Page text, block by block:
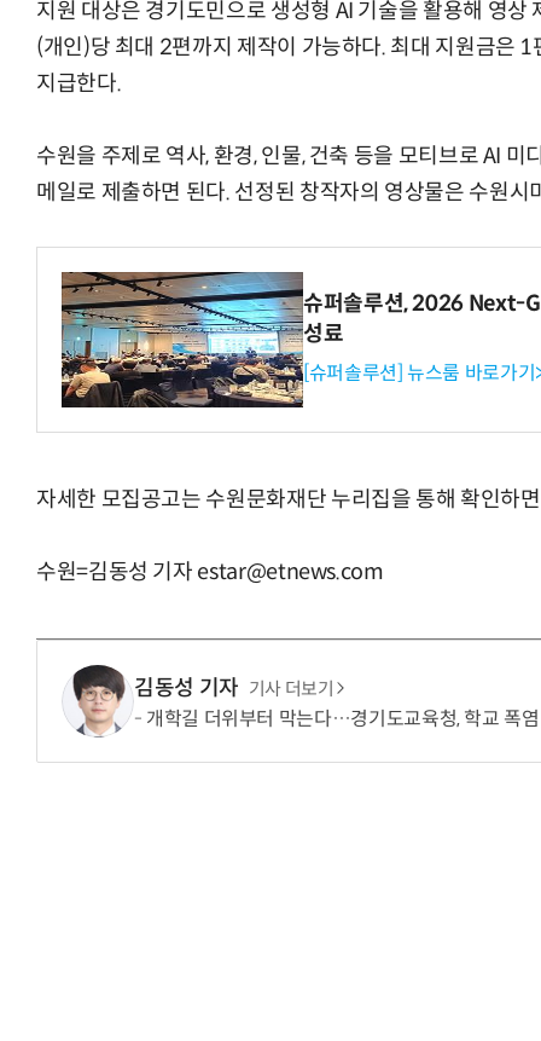
지원 대상은 경기도민으로 생성형 AI 기술을 활용해 영상
(개인)당 최대 2편까지 제작이 가능하다. 최대 지원금은
지급한다.
수원을 주제로 역사, 환경, 인물, 건축 등을 모티브로 AI
메일로 제출하면 된다. 선정된 창작자의 영상물은 수원
슈퍼솔루션, 2026 Next-
성료
[슈퍼솔루션] 뉴스룸 바로가기
자세한 모집공고는 수원문화재단 누리집을 통해 확인하
수원=김동성 기자 estar@etnews.com
김동성 기자 기사 더보기
개학길 더위부터 막는다…경기도교육청, 학교 폭